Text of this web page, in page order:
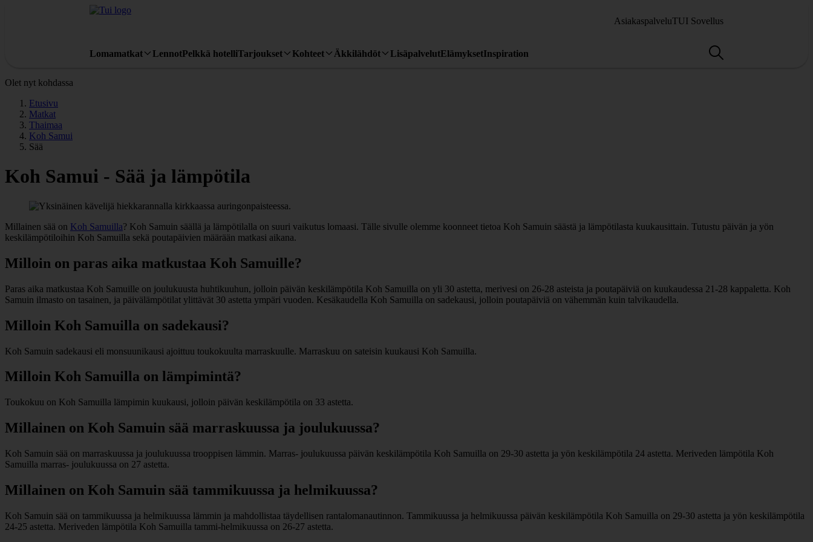
AsiakaspalveluTUI Sovellus
Lomamatkat LennotPelkkä hotelliTarjoukset Kohteet Äkkilähdöt LisäpalvelutElämyksetInspiration
Olet nyt kohdassa
Etusivu
Matkat
Thaimaa
Koh Samui
Sää
Koh Samui - Sää ja lämpötila
Millainen sää on Koh Samuilla? Koh Samuin säällä ja lämpötilalla on suuri vaikutus lomaasi. Tälle sivulle olemme koonneet tietoa Koh Samuin säästä ja lämpötilasta kuukausittain. Tutustu päivän ja yön
keskilämpötiloihin Koh Samuilla sekä poutapäivien määrään matkasi aikana.
Milloin on paras aika matkustaa Koh Samuille?
Paras aika matkustaa Koh Samuille on joulukuusta huhtikuuhun, jolloin päivän keskilämpötila Koh Samuilla on yli 30 astetta, merivesi on 26-28 asteista ja poutapäiviä on kuukaudessa 21-28 kappaletta. Koh
Samuin ilmasto on tasainen, ja päivälämpötilat ylittävät 30 astetta ympäri vuoden. Kesäkaudella Koh Samuilla on sadekausi, jolloin poutapäiviä on vähemmän kuin talvikaudella.
Milloin Koh Samuilla on sadekausi?
Koh Samuin sadekausi eli monsuunikausi ajoittuu toukokuulta marraskuulle. Marraskuu on sateisin kuukausi Koh Samuilla.
Milloin Koh Samuilla on lämpimintä?
Toukokuu on Koh Samuilla lämpimin kuukausi, jolloin päivän keskilämpötila on 33 astetta.
Millainen on Koh Samuin sää marraskuussa ja joulukuussa?
Koh Samuin sää on marraskuussa ja joulukuussa trooppisen lämmin. Marras- joulukuussa päivän keskilämpötila Koh Samuilla on 29-30 astetta ja yön keskilämpötila 24 astetta. Meriveden lämpötila Koh
Samuilla marras- joulukuussa on 27 astetta.
Millainen on Koh Samuin sää tammikuussa ja helmikuussa?
Koh Samuin sää on tammikuussa ja helmikuussa lämmin ja mahdollistaa täydellisen rantalomanautinnon. Tammikuussa ja helmikuussa päivän keskilämpötila Koh Samuilla on 29-30 astetta ja yön keskilämpötila
24-25 astetta. Meriveden lämpötila Koh Samuilla tammi-helmikuussa on 26-27 astetta.